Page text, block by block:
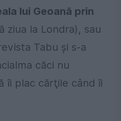
lui Geoană prin
ziua la Londra), sau
Tabu şi s-a
căci nu
îi plac cărţile când îi